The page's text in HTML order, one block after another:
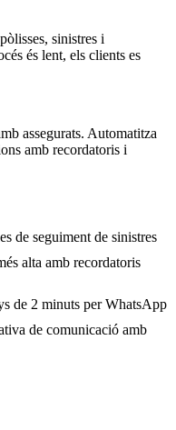
sinistres i
és lent, els clients es
assegurats. Automatitza
amb recordatoris i
de seguiment de sinistres
alta amb recordatoris
de 2 minuts per WhatsApp
de comunicació amb